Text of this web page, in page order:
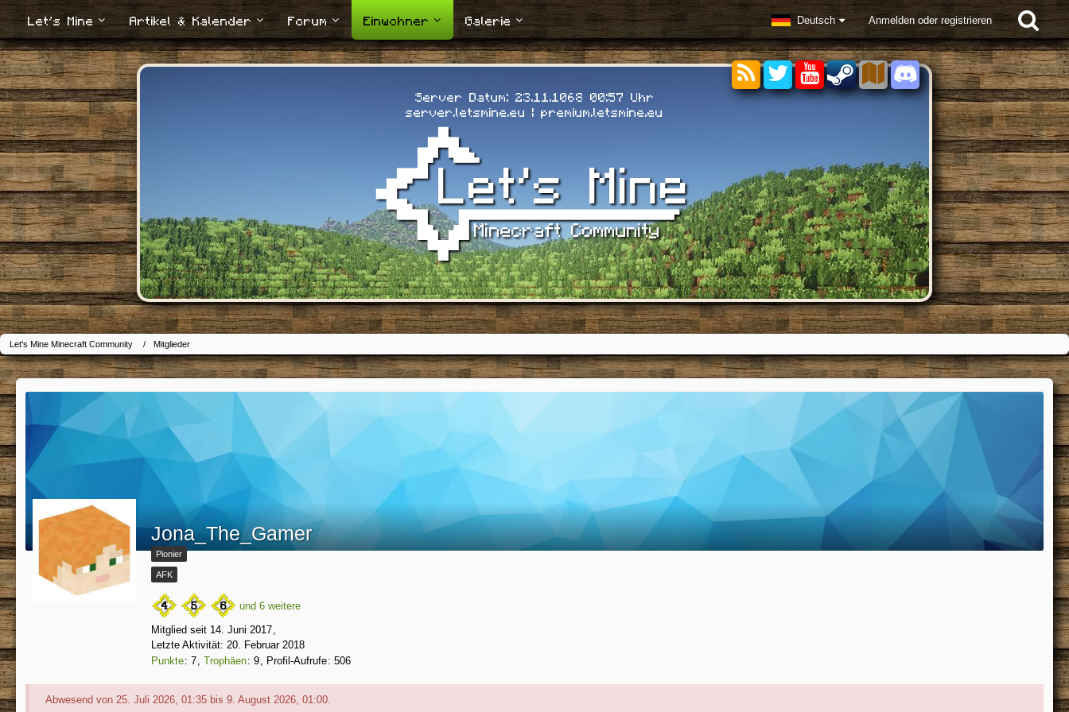
Let's Mine Artikel & Kalender Forum Einwohner Galerie Deutsch Anmelden oder registrieren
Server Datum: 23.11.1068 00:57 Uhr
server.letsmine.eu | premium.letsmine.eu
Let's Mine Minecraft Community Mitglieder
Jona_The_Gamer
Pionier
AFK
und 6 weitere
Mitglied seit 14. Juni 2017
Letzte Aktivität: 20. Februar 2018
Punkte 7 Trophäen 9 Profil-Aufrufe 506
Abwesend von 25. Juli 2026, 01:35 bis 9. August 2026, 01:00.